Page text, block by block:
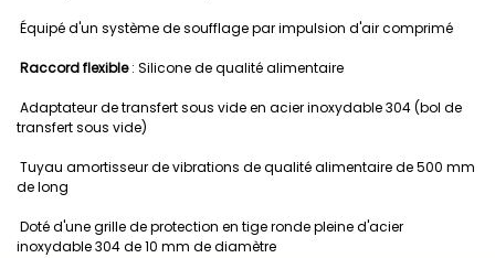
Équipé d'un système de soufflage par impulsion d'air comprimé
Raccord flexible: Silicone de qualité alimentaire
Adaptateur de transfert sous vide en acier inoxydable 304 (bol de
transfert sous vide)
Tuyau amortisseur de vibrations de qualité alimentaire de 500 mm
de long
Doté d'une grille de protection en tige ronde pleine d'acier
inoxydable 304 de 10 mm de diamètre